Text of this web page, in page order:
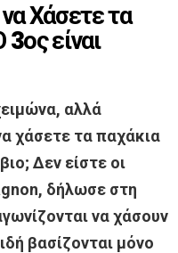
Χάσετε τα
είναι
αλλά
χάσετε τα παχάκια
Δεν είστε οι
δήλωσε στη
να χάσουν
βασίζονται μόνο